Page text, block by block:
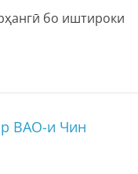
бо иштироки
ВАО-и Чин